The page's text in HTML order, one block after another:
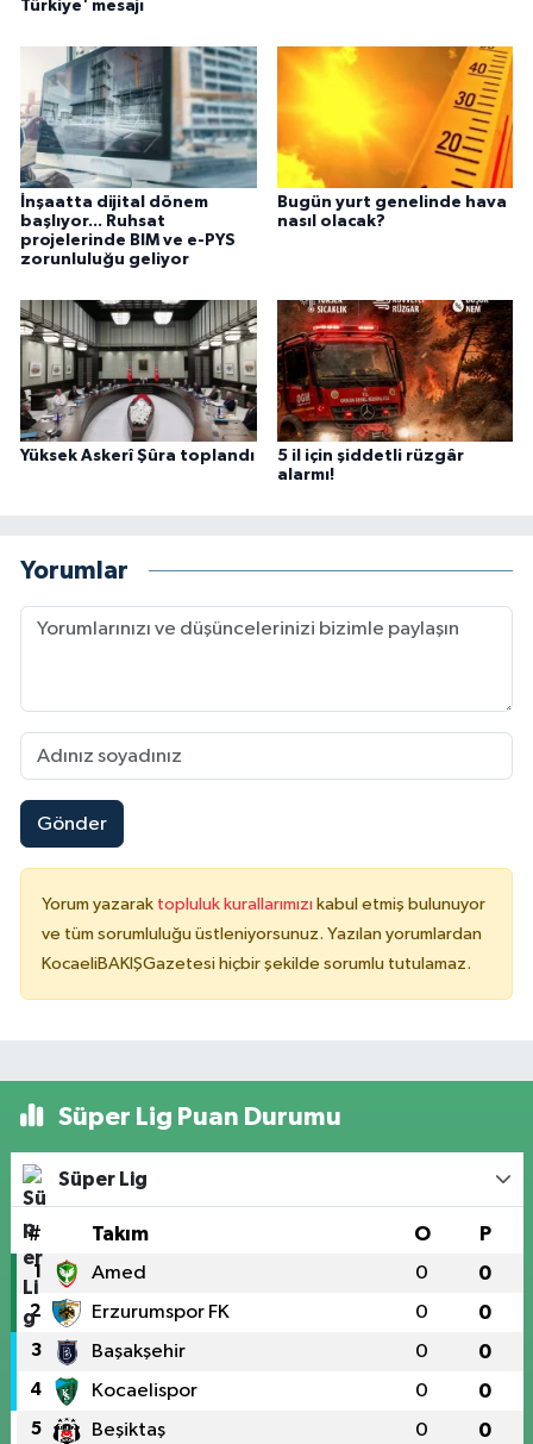
Türkiye' mesajı
İnşaatta dijital dönem
başlıyor... Ruhsat
projelerinde BIM ve e-PYS
zorunluluğu geliyor
Bugün yurt genelinde hava
nasıl olacak?
Yüksek Askerî Şûra toplandı
5 il için şiddetli rüzgâr
alarmı!
Yorumlar
Gönder
Yorum yazarak topluluk kurallarımızı kabul etmiş bulunuyor
ve tüm sorumluluğu üstleniyorsunuz. Yazılan yorumlardan
KocaeliBAKIŞGazetesi hiçbir şekilde sorumlu tutulamaz.
Süper Lig Puan Durumu
Süper Lig
# Takım O P
1 Amed 0 0
2 Erzurumspor FK 0 0
3 Başakşehir 0 0
4 Kocaelispor 0 0
5 Beşiktaş 0 0